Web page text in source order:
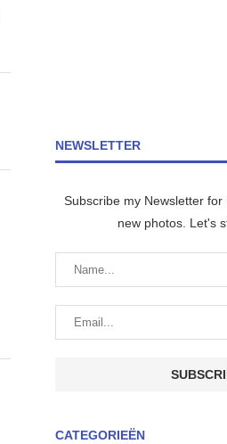
NEWSLETTER
Subscribe my Newsletter
new photos. Let's
CATEGORIEËN